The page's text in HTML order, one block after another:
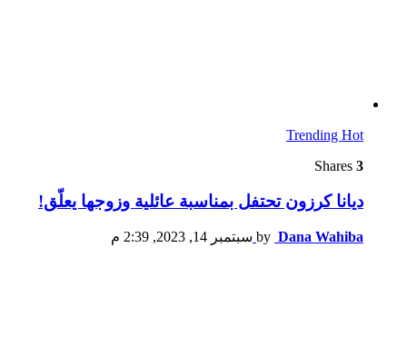
Trending Hot
3
ديانا كرزون تحتفل بمناسبة عائلية وزوجها يعلّق!
by Dana Wahiba سبتمبر 14, 2023, 2:39 م